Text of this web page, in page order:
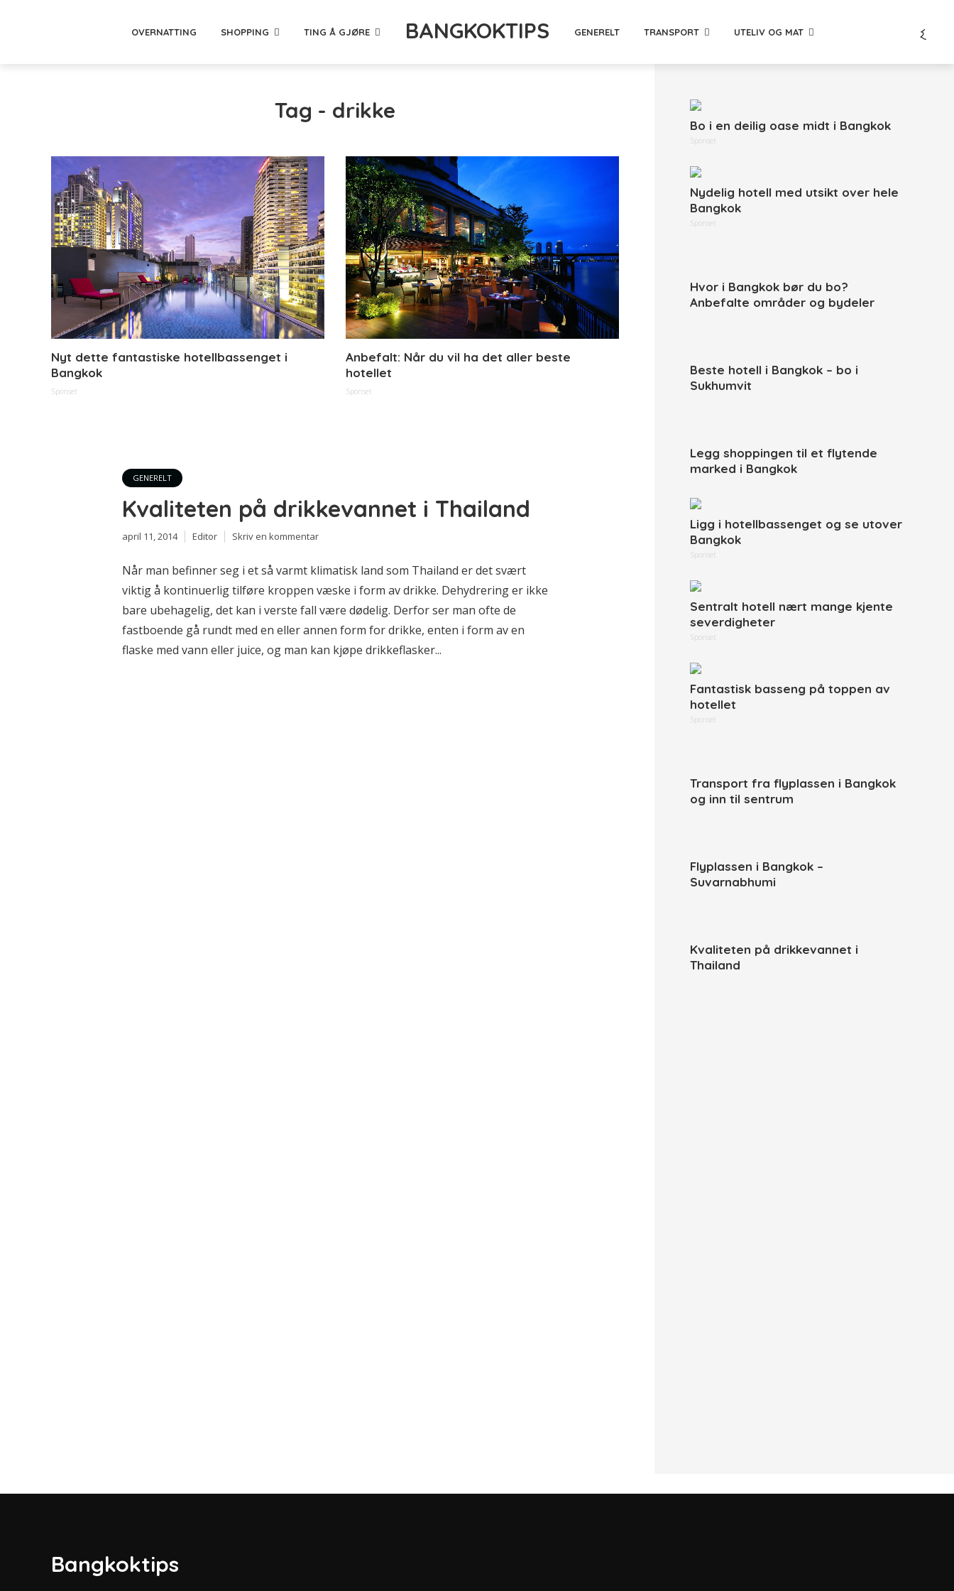
OVERNATTING SHOPPING TING Å GJØRE BANGKOKTIPS GENERELT TRANSPORT UTELIV OG MAT
Tag - drikke
Nyt dette fantastiske hotellbassenget i
Bangkok
Sponset
Anbefalt: Når du vil ha det aller beste
hotellet
Sponset
GENERELT
Kvaliteten på drikkevannet i Thailand
april 11, 2014 Editor Skriv en kommentar
Når man befinner seg i et så varmt klimatisk land som Thailand er det svært
viktig å kontinuerlig tilføre kroppen væske i form av drikke. Dehydrering er ikke
bare ubehagelig, det kan i verste fall være dødelig. Derfor ser man ofte de
fastboende gå rundt med en eller annen form for drikke, enten i form av en
flaske med vann eller juice, og man kan kjøpe drikkeflasker...
Bo i en deilig oase midt i Bangkok
Sponset
Nydelig hotell med utsikt over hele
Bangkok
Sponset
Hvor i Bangkok bør du bo?
Anbefalte områder og bydeler
Beste hotell i Bangkok – bo i
Sukhumvit
Legg shoppingen til et flytende
marked i Bangkok
Ligg i hotellbassenget og se utover
Bangkok
Sponset
Sentralt hotell nært mange kjente
severdigheter
Sponset
Fantastisk basseng på toppen av
hotellet
Sponset
Transport fra flyplassen i Bangkok
og inn til sentrum
Flyplassen i Bangkok –
Suvarnabhumi
Kvaliteten på drikkevannet i
Thailand
Bangkoktips